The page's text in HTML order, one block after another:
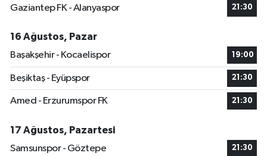
Gaziantep FK - Alanyaspor 21:30
16 Ağustos, Pazar
Başakşehir - Kocaelispor
19:00
Beşiktaş - Eyüpspor 21:30
Amed - Erzurumspor FK 21:30
17 Ağustos, Pazartesi
Samsunspor - Göztepe
21:30